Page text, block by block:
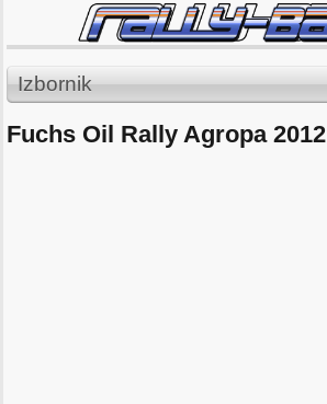
Izbornik
Fuchs Oil Rally Agropa 2012